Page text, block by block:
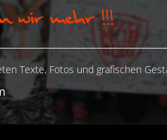
Texte, Fotos und grafischen